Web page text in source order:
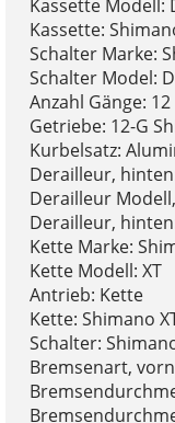
Kassette Modell:
Kassette:
Schalter Marke:
Schalter Model:
Anzahl Gänge: 12
Getriebe: 12-G
Kurbelsatz:
Derailleur,
Derailleur
Derailleur,
Kette Marke:
Kette Modell: XT
Antrieb: Kette
Kette: Shimano
Schalter:
Bremsenart,